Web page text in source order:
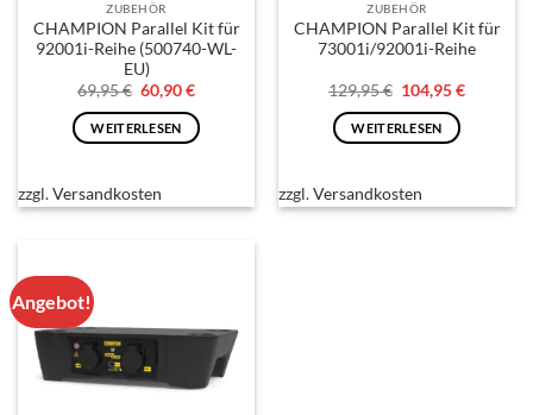
ZUBEHÖR
CHAMPION Parallel Kit für
92001i-Reihe (500740-WL-
EU)
69,95€ Ursprünglicher
Preis
war:
69,95 €
60,90€Aktueller
ist:
60,90 €.
WEITERLESEN
zzgl.Versandkosten
ZUBEHÖR
CHAMPION Parallel Kit für
73001i/92001i-Reihe
129,95€ Ursprünglicher
Preis
war:
129,95 €
104,95€Aktueller
WEITERLESEN
zzgl.Versandkosten
Angebot!